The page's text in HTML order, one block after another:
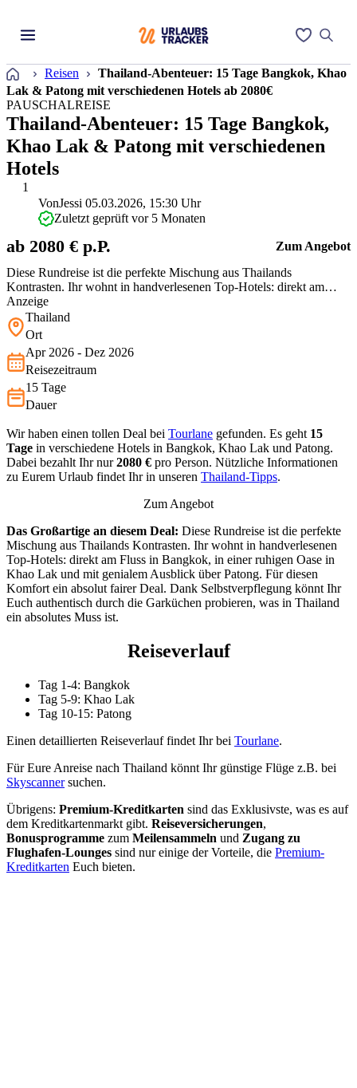
Startseite
Reisen
Thailand-Abenteuer: 15 Tage Bangkok, Khao
Lak & Patong mit verschiedenen Hotels ab 2080€
1
PAUSCHALREISE
Thailand-Abenteuer: 15 Tage Bangkok,
Khao Lak & Patong mit verschiedenen
Hotels
Diese Rundreise ist die perfekte Mischung aus Thailands
Kontrasten. Ihr wohnt in handverlesenen Top-Hotels: direkt am
Fluss in Bangkok, in einer ruhigen Oase in Khao Lak und mit
genialem Ausblick über Patong. Für diesen Komfort ein absolut
fairer Deal. Dank Selbstverpflegung könnt Ihr Euch authentisch
VonJessi 05.03.2026, 15:30 Uhr
Zuletzt geprüft vor 5 Monaten
ab 2080 € p.P. Zum Angebot
Anzeige
Thailand
Ort
Apr 2026 - Dez 2026
Reisezeitraum
15 Tage
Dauer
Wir haben einen tollen Deal bei Tourlane gefunden. Es geht 15
Tage in verschiedene Hotels in Bangkok, Khao Lak und Patong.
Dabei bezahlt Ihr nur2080 € pro Person. Nützliche Informationen
zu Eurem Urlaub findet Ihr in unseren Thailand-Tipps.
Zum Angebot
Das Großartige an diesem Deal: Diese Rundreise ist die perfekte
Mischung aus Thailands Kontrasten. Ihr wohnt in handverlesenen
Top-Hotels: direkt am Fluss in Bangkok, in einer ruhigen Oase in
Khao Lak und mit genialem Ausblick über Patong. Für diesen
Komfort ein absolut fairer Deal. Dank Selbstverpflegung könnt Ihr
Euch authentisch durch die Garküchen probieren, was in Thailand
ein absolutes Muss ist.
Reiseverlauf
Tag 1-4: Bangkok
Tag 5-9: Khao Lak
Tag 10-15: Patong
Einen detaillierten Reiseverlauf findet Ihr bei Tourlane.
Für Eure Anreise nach Thailand könnt Ihr günstige Flüge z.B. bei
Skyscannersuchen.
Übrigens: Premium-Kreditkarten sind das Exklusivste, was es auf
dem Kreditkartenmarkt gibt. Reiseversicherungen,
Bonusprogramme zum Meilensammeln und Zugang zu
Flughafen-Lounges sind nur einige der Vorteile, die Premium-
Kreditkarten Euch bieten.